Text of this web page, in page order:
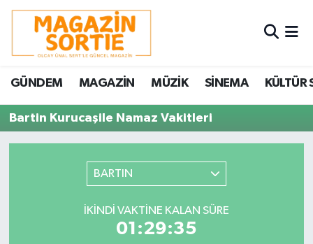
GÜNDEM MAGAZİN MÜZİK SİNEMA KÜLTÜR
Bartin Kurucaşile Namaz Vakitleri
BARTIN
İKINDI VAKTINE KALAN SÜRE
01:29:35
Nöbetçi Eczaneler
Hava Durumu
Trafik Durumu
Süper Lig Puan Durumu ve Fikstür
Son Dakika Haberleri